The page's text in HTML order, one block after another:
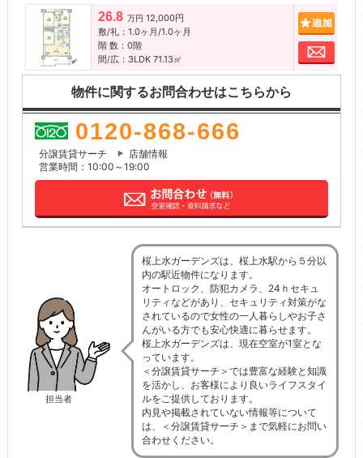
26.8 万円 12,000円
敷/礼：1.0ヶ月/1.0ヶ月
階 数：0階
間/広：3LDK 71.13㎡
お問
物件に関するお問合わせはこちらから
0120-868-666
分譲賃貸サーチ
店舗情報
営業時間：10:00～19:00
担当者
桜上水ガーデンズは、桜上水駅から５分以
内の駅近物件になります。
オートロック、防犯カメラ、24ｈセキュ
リティなどがあり、セキュリティ対策がな
されているので女性の一人暮らしやお子さ
んがいる方でも安心快適に暮らせます。
桜上水ガーデンズは、現在空室が1室とな
っています。
＜分譲賃貸サーチ＞では豊富な経験と知識
を活かし、お客様により良いライフスタイ
ルをご提供しております。
内見や掲載されていない情報等について
は、＜分譲賃貸サーチ＞まで気軽にお問い
合わせください。